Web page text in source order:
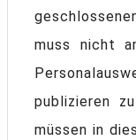
muss nicht
publizieren
müssen in